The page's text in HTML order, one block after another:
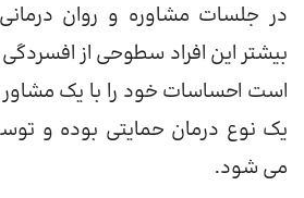
در جلسات مشاوره و روان
بیشتر این افراد سطوحی از افسردگی
است احساسات خود را با یک مشاور
یک نوع درمان حمایتی بوده و
می شود.